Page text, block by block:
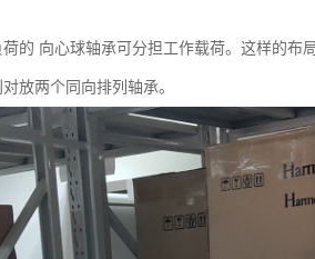
的 向心球轴承可分担工作载荷。这样的布
放两个同向排列轴承。